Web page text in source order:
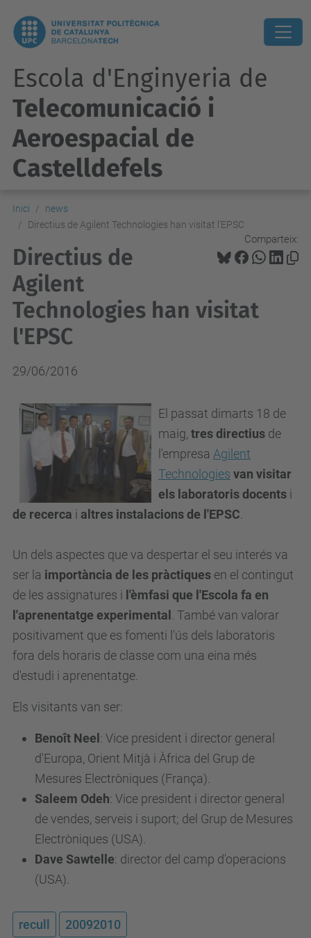
Escola d'Enginyeria de
Telecomunicació i
Aeroespacial de
Castelldefels
Inici
news
Directius de Agilent Technologies han visitat l'EPSC
Comparteix:
Directius de
Agilent
Technologies han visitat
l'EPSC
29/06/2016
El passat dimarts 18 de
maig, tres directius de
l'empresa Agilent
Technologies van visitar
els laboratoris docents i
de recerca i altres instalacions de l'EPSC
Un dels aspectes que va despertar el seu interés va
ser la importància de les pràctiques en el contingut
de les assignatures i l'èmfasi que l'Escola fa en
l'aprenentatge experimental
. També van valorar
positivament que es fomenti l'ús dels laboratoris
fora dels horaris de classe com una eina més
d'estudi i aprenentatge.
Els visitants van ser:
Benoît Neel : Vice president i director general
d'Europa, Orient Mitjà i Àfrica del Grup de
Mesures Electròniques (França).
Saleem Odeh: Vice president i director general
de vendes, serveis i suport; del Grup de Mesures
Electròniques (USA).
Dave Sawtelle: director del camp d'operacions
(USA).
recull 20092010